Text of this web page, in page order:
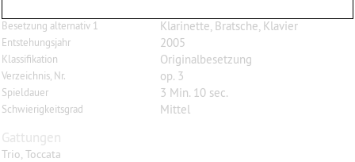
Besetzung alternativ 1 Klarinette, Bratsche, Klavier
Entstehungsjahr 2005
Klassifikation Originalbesetzung
Verzeichnis, Nr. op. 3
Spieldauer 3 Min. 10 sec.
Schwierigkeitsgrad Mittel
Gattungen
Trio, Toccata